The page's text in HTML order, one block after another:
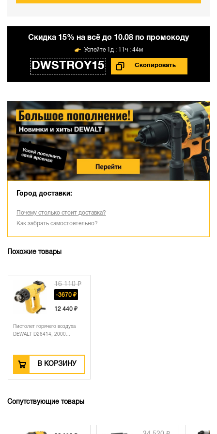
Cкидка 15% на всё до 10.08 по промокоду
DWSTROY15
1д : 11ч : 44м
Город доставки:
Почему столько стоит доставка?
Как забрать самостоятельно?
Похожие товары
16 110 ₽
-3670 ₽
12 440 ₽
Пистолет горячего воздуха
DEWALT D26414, 2000...
В КОРЗИНУ
Сопутствующие товары